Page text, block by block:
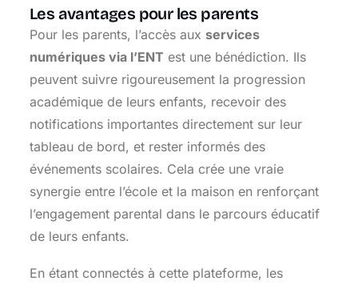
Les avantages pour les parents
Pour les parents, l’accès aux services
numériques via l’ENT est une bénédiction. Ils
peuvent suivre rigoureusement la progression
académique de leurs enfants, recevoir des
notifications importantes directement sur leur
tableau de bord, et rester informés des
événements scolaires. Cela crée une vraie
synergie entre l’école et la maison en renforçant
l’engagement parental dans le parcours éducatif
de leurs enfants.
En étant connectés à cette plateforme, les